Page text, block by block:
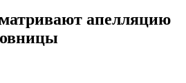
апелляцию